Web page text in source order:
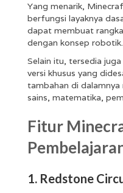
Yang menarik,
berfungsi layaknya
dapat membuat
dengan konsep robotik.
Selain itu, tersedia juga
versi khusus yang
tambahan di
sains, matematika,
Fitur
1. Redstone